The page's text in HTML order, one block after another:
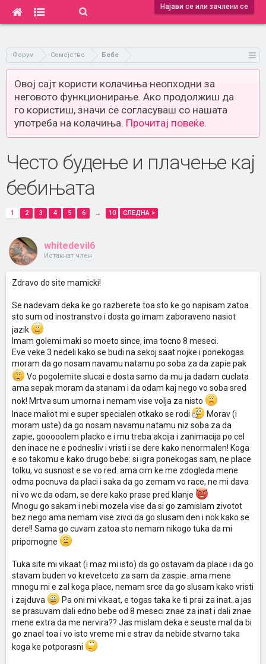
Најави се или зачлени се
Форум Семејство Бебе
Овој сајт користи колачиња неопходни за
неговото функционирање. Ако продолжиш да
го користиш, значи се согласуваш со нашата
употреба на колачиња. Прочитај повеќе.
Често будење и плачење кај
бебињата
1 2 3 4 5 6 → 10 СЛЕДНА >
whitedevil6
Истакнат член
Zdravo do site mamicki!
Se nadevam deka ke go razberete toa sto ke go napisam zatoa
sto sum od inostranstvo i dosta go imam zaboraveno nasiot
jazik
Imam golemi maki so moeto since, ima tocno 8 meseci.
Eve veke 3 nedeli kako se budi na sekoj saat nojke i ponekogas
moram da go nosam navamu natamu po soba za da zapie pak
Vo pogolemite slucai e dosta samo da mu ja dadam cuclata
ama sepak moram da stanam i da odam kaj nego vo soba sred
nok! Mrtva sum umorna i nemam vise volja za nisto
Inace maliot mi e super specialen otkako se rodi
Morav (i
moram uste) da go nosam navamu natamu niz soba za da
zapie, gooooolem placko e i mu treba akcija i zanimacija po cel
den inace ne e podnesliv i vristi i se dere kako nenormalen! Koga
e so takomu e kako drugo bebe: si igra ponekogas sam, ne place
tolku, vo susnost e se vo red..ama cim ke me zdogleda mene
odma pocnuva da placi i saka da go zemam vo race, ne mi dava
ni vo wc da odam, se dere kako prase pred klanje
Mnogu go sakam i nebi mozela vise da si go zamislam zivotot
bez nego ama nemam vise zivci da go slusam den i nok kako se
dere!! Sama go cuvam zatoa sto nemam nikogo tuka da mi
pripomogne
Tuka site mi vikaat (i maz mi isto) da go ostavam da place i da go
stavam buden vo krevetceto za sam da zaspie..ama mene
mnogu mi e zal koga place, nemam srce da go slusam kako vristi
i zajduva
Pa oni mi vikaat, e togas taka ke ti prai za inat..a jas
se prasuvam dali edno bebe od 8 meseci znae za inat i dali znae
mene extra da me nervira?? Jas mislam deka e seuste mal da bi
go znael toa i vo isto vreme mi e strav da nebide stvarno taka
koga ke potporasni